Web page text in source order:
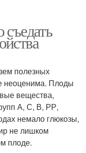
полезных
неоценима. Плоды
вещества,
А, С, В, РР,
немало глюкозы,
не лишком
плоде.